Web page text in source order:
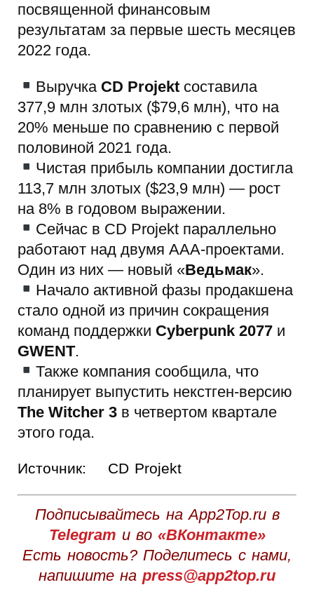
посвященной финансовым
результатам за первые шесть месяцев
2022 года.
Выручка CD Projektсоставила
377,9 млн злотых ($79,6 млн), что на
20% меньше по сравнению с первой
половиной 2021 года.
Чистая прибыль компании достигла
113,7 млн злотых ($23,9 млн) — рост
на 8% в годовом выражении.
Сейчас в CD Projekt параллельно
работают над двумя AAA-проектами.
Один из них — новый «Ведьмак».
Начало активной фазы продакшена
стало одной из причин сокращения
команд поддержки Cyberpunk 2077 и
GWENT.
Также компания сообщила, что
планирует выпустить некстген-версию
The Witcher 3 в четвертом квартале
этого года.
Источник: CD Projekt
Подписывайтесь на App2Top.ru в
Telegram и во «ВКонтакте»
Есть новость? Поделитесь с нами,
напишите на press@app2top.ru